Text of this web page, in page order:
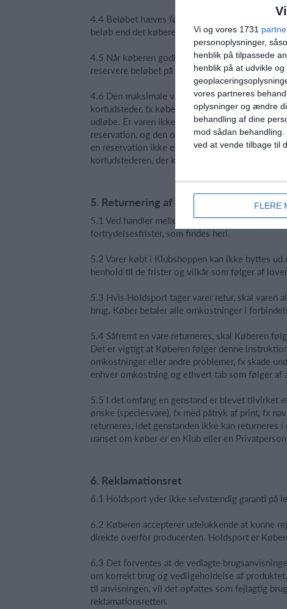
Vi og vores 1731
personoplysninger,
henblik på tilpassede
henblik på at udvikle
vores partneres
oplysninger og ændre
behandling af dine
mod sådan behandling.
ved at vende tilbage til
FLERE
4.4 Beløbet hæves først på betalingskortet når
beløb end det køberen har godkendt ved købet.
4.5 Når køberen godkender et køb og
reservere beløbet på det valgte betalingskort.
4.6 Den maksimale varighed af en reservation
kortudsteder, fx køberens bank. Fordi en
udløbe. Er varen ikke afsendt før udløbet af en
reservation, og den oprindelige reservation vil
en reservation ikke er blevet ophævet, skal
kortudstederen, der kan ophæve reservationen.
5. Returnering af varer
5.1 Ved handler mellem Privatpersoner og
fortrydelsesfrister, som findes heri.
5.2 Varer købt i Klubshoppen kan ikke byttes
henhold til de frister og vilkår som følger af
5.3 Hvis Holdsport tager varer retur, skal
brug. Køber betaler alle omkostninger i
5.4 Såfremt en vare returneres, skal Køberen
Det er vigtigt at Køberen følger denne
omkostninger eller andre problemer, fx skade
enhver omkostning og ethvert tab som følger
5.5 I det omfang en genstand er blevet tilvirket
ønske (speciesvare), fx med påtryk af print, fx
returneres, idet genstanden ikke kan
uanset om køber er en Klub eller en
6. Reklamationsret
6.1 Holdsport yder ikke selvstændig garanti på
6.2 Køberen accepterer udelukkende at kunne
direkte overfor producenten. Holdsport er
6.3 Det forventes at de vedlagte
om korrekt brug og vedligeholdelse af
til anvisningen, vil det opfattes som fejlagtig
reklamationsretten.